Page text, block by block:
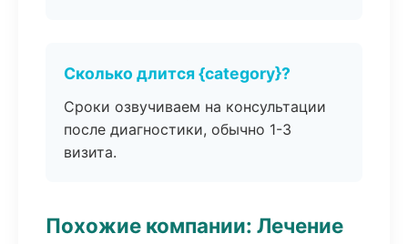
Сколько длится {category}?
Сроки озвучиваем на консультации
после диагностики, обычно 1-3
визита.
Похожие компании: Лечение